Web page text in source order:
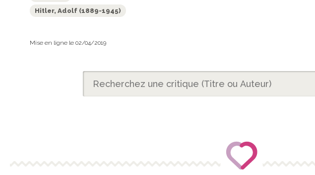
Hitler, Adolf (1889-1945)
Mise en ligne le 02/04/2019